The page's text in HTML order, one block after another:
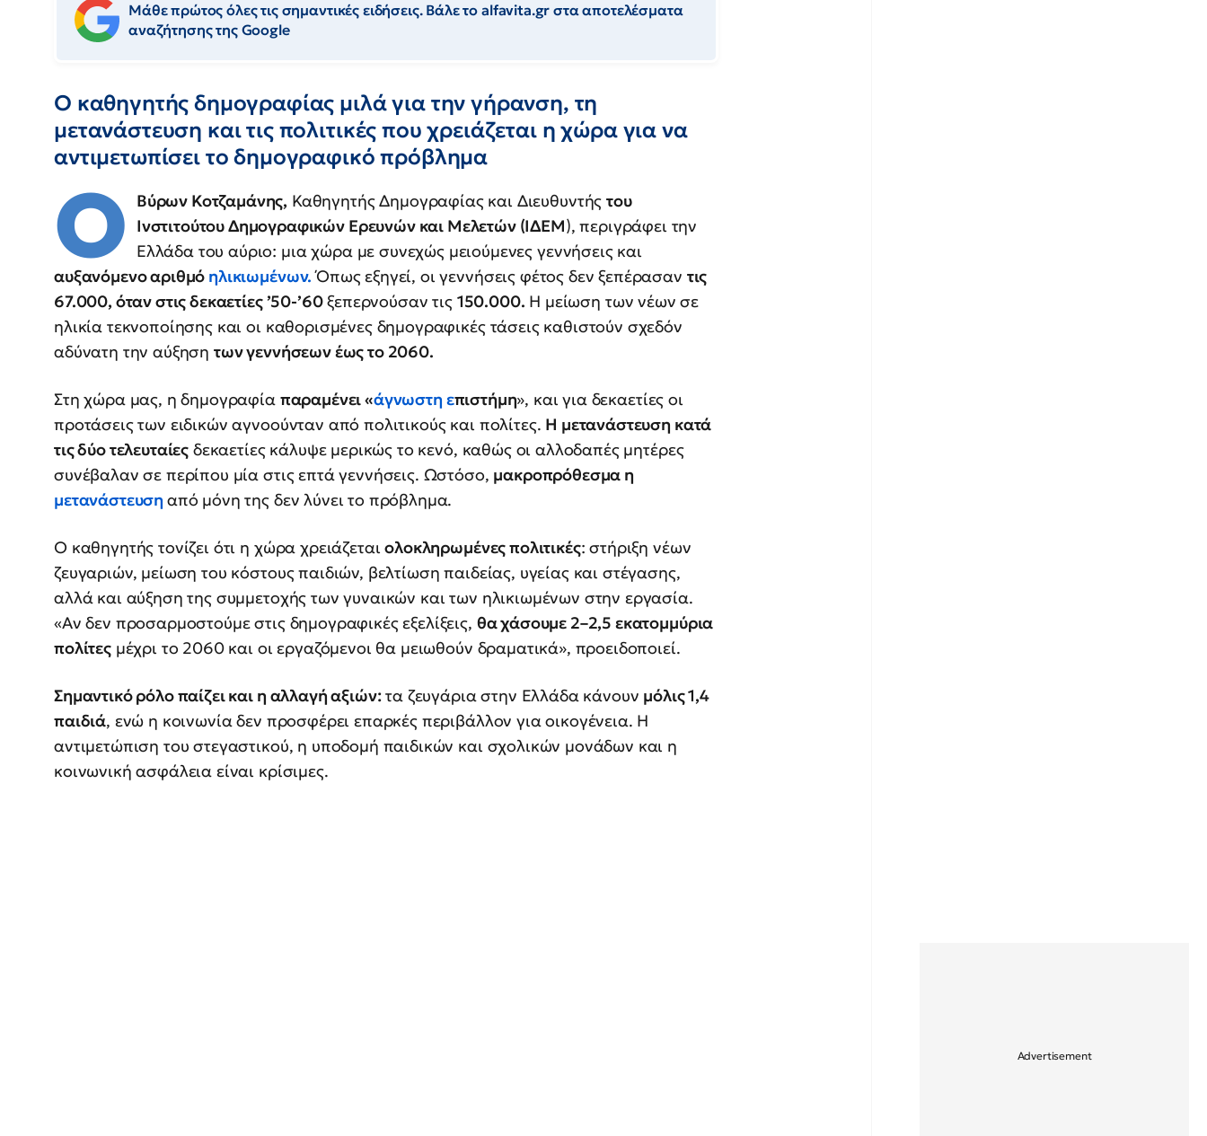
Μάθε πρώτος όλες τις σημαντικές ειδήσεις. Βάλε το alfavita.gr στα αποτελέσματα
αναζήτησης της Google
Ο καθηγητής δημογραφίας μιλά για την γήρανση, τη
μετανάστευση και τις πολιτικές που χρειάζεται η χώρα για να
αντιμετωπίσει το δημογραφικό πρόβλημα
Ο Βύρων Κοτζαμάνης, Καθηγητής Δημογραφίας και Διευθυντήςτου
Ινστιτούτου Δημογραφικών Ερευνών και Μελετών (ΙΔΕΜ), περιγράφει την
Ελλάδα του αύριο: μια χώρα με συνεχώς μειούμενες γεννήσεις και
αυξανόμενο αριθμό ηλικιωμένων.Όπως εξηγεί, οι γεννήσεις φέτος δεν ξεπέρασαν τις
67.000, όταν στις δεκαετίες ’50-’60ξεπερνούσαν τις 150.000. Η μείωση των νέων σε
ηλικία τεκνοποίησης και οι καθορισμένες δημογραφικές τάσεις καθιστούν σχεδόν
αδύνατη την αύξηση των γεννήσεων έως το 2060.
Στη χώρα μας, η δημογραφία παραμένει «άγνωστη επιστήμη», και για δεκαετίες οι
προτάσεις των ειδικών αγνοούνταν από πολιτικούς και πολίτες. Η μετανάστευση κατά
τις δύο τελευταίες δεκαετίες κάλυψε μερικώς το κενό, καθώς οι αλλοδαπές μητέρες
συνέβαλαν σε περίπου μία στις επτά γεννήσεις. Ωστόσο, μακροπρόθεσμα η
μετανάστευση από μόνη της δεν λύνει το πρόβλημα.
Ο καθηγητής τονίζει ότι η χώρα χρειάζεταιολοκληρωμένες πολιτικές: στήριξη νέων
ζευγαριών, μείωση του κόστους παιδιών, βελτίωση παιδείας, υγείας και στέγασης,
αλλά και αύξηση της συμμετοχής των γυναικών και των ηλικιωμένων στην εργασία.
«Αν δεν προσαρμοστούμε στις δημογραφικές εξελίξεις, θα χάσουμε 2–2,5 εκατομμύρια
πολίτεςμέχρι το 2060 και οι εργαζόμενοι θα μειωθούν δραματικά», προειδοποιεί.
Σημαντικό ρόλο παίζει και η αλλαγή αξιών:τα ζευγάρια στην Ελλάδα κάνουν μόλις 1,4
παιδιά, ενώ η κοινωνία δεν προσφέρει επαρκές περιβάλλον για οικογένεια. Η
αντιμετώπιση του στεγαστικού, η υποδομή παιδικών και σχολικών μονάδων και η
κοινωνική ασφάλεια είναι κρίσιμες.